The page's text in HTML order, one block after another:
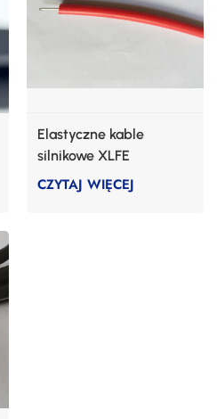
Elastyczne kable
silnikowe XLFE
CZYTAJ WIĘCEJ